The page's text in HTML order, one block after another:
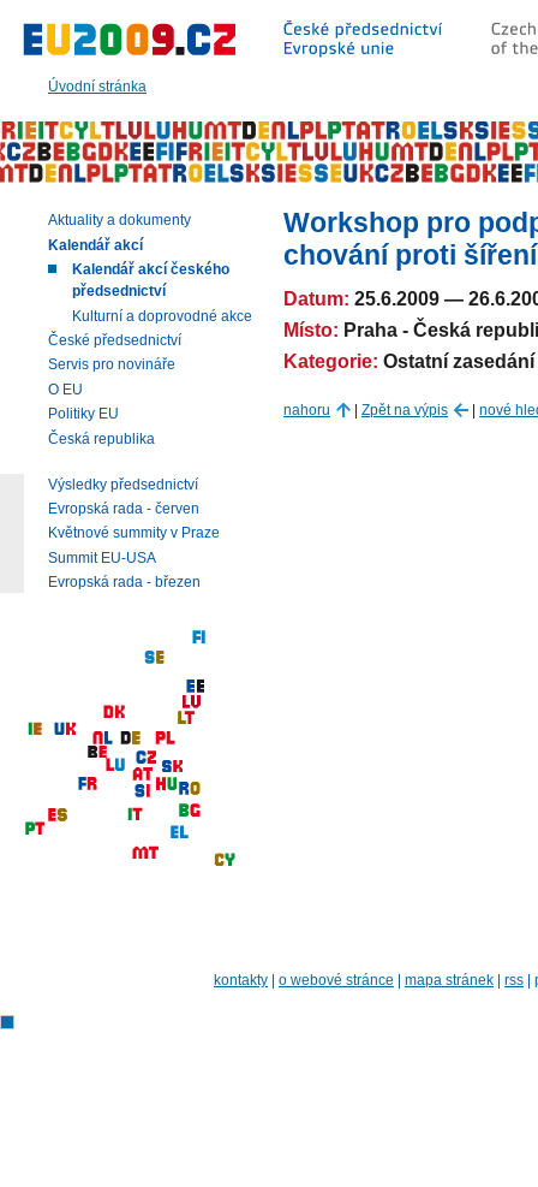
Úvodní stránka
hlavní
|
navigaci
|
vyhledávání
Workshop pro
chování proti
Datum: 25.6.2009 —
Místo: Praha - Česká
Kategorie: Ostatní zasedání
nahoru Zpět na výpis nové
Aktuality a dokumenty
Kalendář akcí
Kalendář akcí českého
předsednictví
Kulturní a doprovodné akce
České předsednictví
Servis pro novináře
O EU
Politiky EU
Česká republika
Výsledky předsednictví
Evropská rada - červen
Květnové summity v Praze
Summit EU-USA
Evropská rada - březen
kontakty o webové stránce mapa stránek rss